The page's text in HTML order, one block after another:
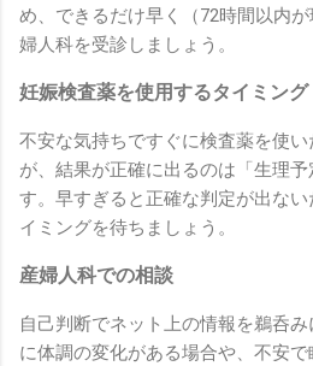
め、できるだけ早く（72時間以内
婦人科を受診しましょう。
妊娠検査薬を使用するタイミング
不安な気持ちですぐに検査薬を使
が、結果が正確に出るのは「生理
す。早すぎると正確な判定が出な
イミングを待ちましょう。
産婦人科での相談
自己判断でネット上の情報を鵜呑
に体調の変化がある場合や、不安